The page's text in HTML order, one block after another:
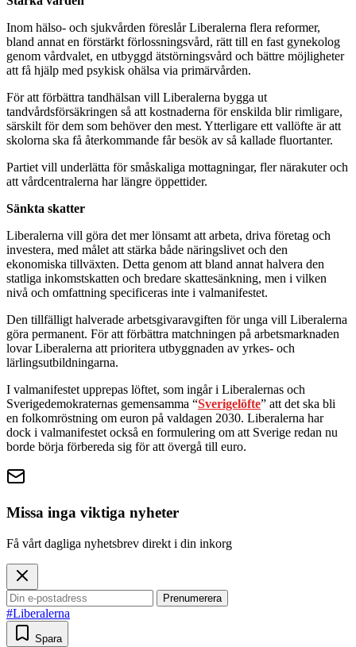
Inom hälso- och sjukvården föreslår Liberalerna flera reformer,
bland annat en förstärkt förlossningsvård, rätt till en fast gynekolog
genom vårdvalet, en utbyggd ätstörningsvård och bättre möjligheter
att få hjälp med psykisk ohälsa via primärvården.
För att förbättra tandhälsan vill Liberalerna bygga ut
tandvårdsförsäkringen så att kostnaderna för enskilda blir rimligare,
särskilt för dem som behöver den mest. Ytterligare ett vallöfte är att
skolorna ska få återkommande får besök av så kallade fluortanter.
Partiet vill underlätta för småskaliga mottagningar, fler närakuter och
att vårdcentralerna har längre öppettider.
Sänkta skatter
Liberalerna vill göra det mer lönsamt att arbeta, driva företag och
investera, med målet att stärka både näringslivet och den
ekonomiska tillväxten. Detta genom att bland annat halvera den
statliga inkomstskatten och bredare skattesänkning, men i vilken
nivå och omfattning specificeras inte i valmanifestet.
Den tillfälligt halverade arbetsgivaravgiften för unga vill Liberalerna
göra permanent. För att förbättra matchningen på arbetsmarknaden
lovar Liberalerna att prioritera utbyggnaden av yrkes- och
lärlingsutbildningarna.
I valmanifestet upprepas löftet, som ingår i Liberalernas och
Sverigedemokraternas gemensamma “Sverigelöfte” att det ska bli
en folkomröstning om euron på valdagen 2030. Liberalerna har
dock i valmanifestet också en formulering om att Sverige redan nu
borde börja förbereda sig för att övergå till euro.
Missa inga viktiga nyheter
Få vårt dagliga nyhetsbrev direkt i din inkorg
Prenumerera
#Liberalerna
Spara